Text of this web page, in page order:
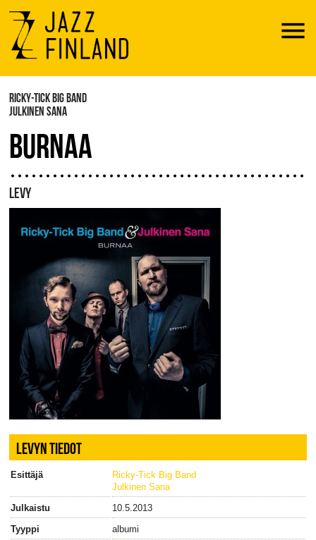
Menu
RICKY-TICK BIG BAND
JULKINEN SANA
BURNAA
LEVY
LEVYN TIEDOT
Esittäjä
Ricky-Tick Big Band
Julkinen Sana
Julkaistu
10.5.2013
Tyyppi
albumi